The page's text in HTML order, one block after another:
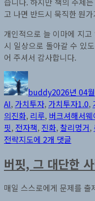
고 나면 반드시 묵직한 뭔
개인적으로 늘 이마에 지
시 일상으로 돌아갈 수 있
어 주셔서 감사합니다.
글
쓴
이
buddy성
일
자
2026년 04
AI, 가치투자, 가치투자1.0,
의진화, 리루, 버크셔해서웨
핏, 전자책, 진화, 찰리멍거,
전략지도전
책
“가
치
에 2개 댓글
버핏, 그 대단한
매일 스스로에게 문제를 출